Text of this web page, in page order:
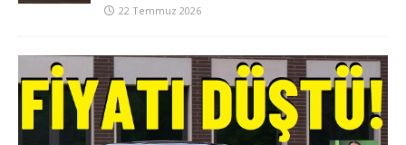
22 Temmuz 2026